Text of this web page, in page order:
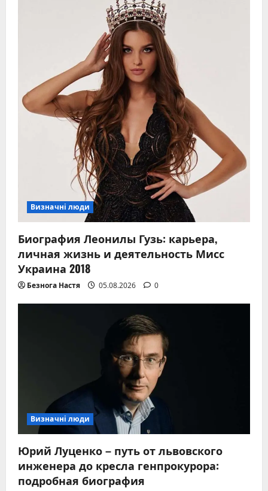
Визначні люди
Биография Леонилы Гузь: карьера,
личная жизнь и деятельность Мисс
Украина 2018
Безнога Настя 05.08.2026 0
Визначні люди
Юрий Луценко – путь от львовского
инженера до кресла генпрокурора:
подробная биография